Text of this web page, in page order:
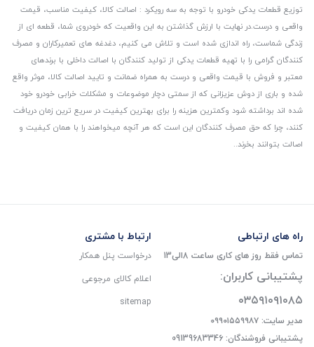
توزیع قطعات یدکی خودرو با توجه به سه رویکرد : اصالت کالا، کیفیت مناسب، قیمت
واقعی و درست.در نهایت با ارزش گذاشتن به این واقعیت که خودروی شما، قطعه ای از
زندگی شماست، راه اندازی شده است و تلاش می کنیم، دغدغه های تعمیرکاران و مصرف
کنندگان گرامی را با تهیه قطعات یدکی از تولید کنندگان با اصالت داخلی با برندهای
معتبر و فروش با قیمت واقعی و درست به همراه ضمانت و تایید اصالت کالا، موثر واقع
شده و باری از دوش عزیزانی که از سمتی دچار موضوعات و مشکلات خرابی خودرو خود
شده اند برداشته شود و‌کمترین هزینه را برای بهترین کیفیت در سریع ترین زمان دریافت
کنند، چرا که حق مصرف کنندگان این است که هر آنچه میخواهند را با همان کیفیت و
اصالت بتوانند بخرند..
راه های ارتباطی
تماس فقط روز های کاری ساعت 8الی13
پشتیبانی کاربران:
۰۳۵۹۱۰۹۱۰۸۵
مدیر سایت: ۰۹۹۰۱۵۵۹۹۸۷
پشتیبانی فروشندگان: 09139683346
ارتباط با مشتری
درخواست پنل همکار
اعلام کالای مرجوعی
sitemap